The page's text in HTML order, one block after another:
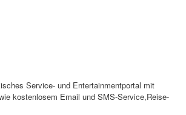
Service- und Entertainmentportal mit
kostenlosem Email und SMS-Service,Reise-